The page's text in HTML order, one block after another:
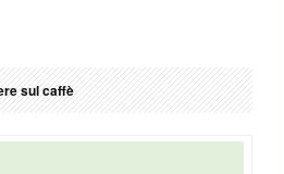
sul caffè